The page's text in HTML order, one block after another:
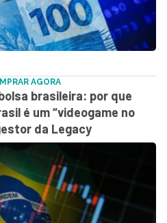
AGORA
brasileira: por que
é um “videogame no
da Legacy